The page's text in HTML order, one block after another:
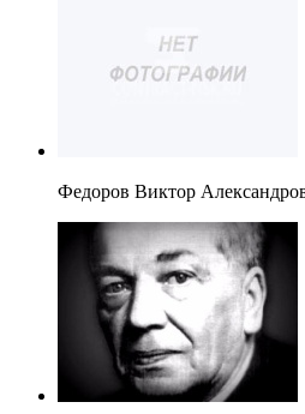
Федоров Виктор